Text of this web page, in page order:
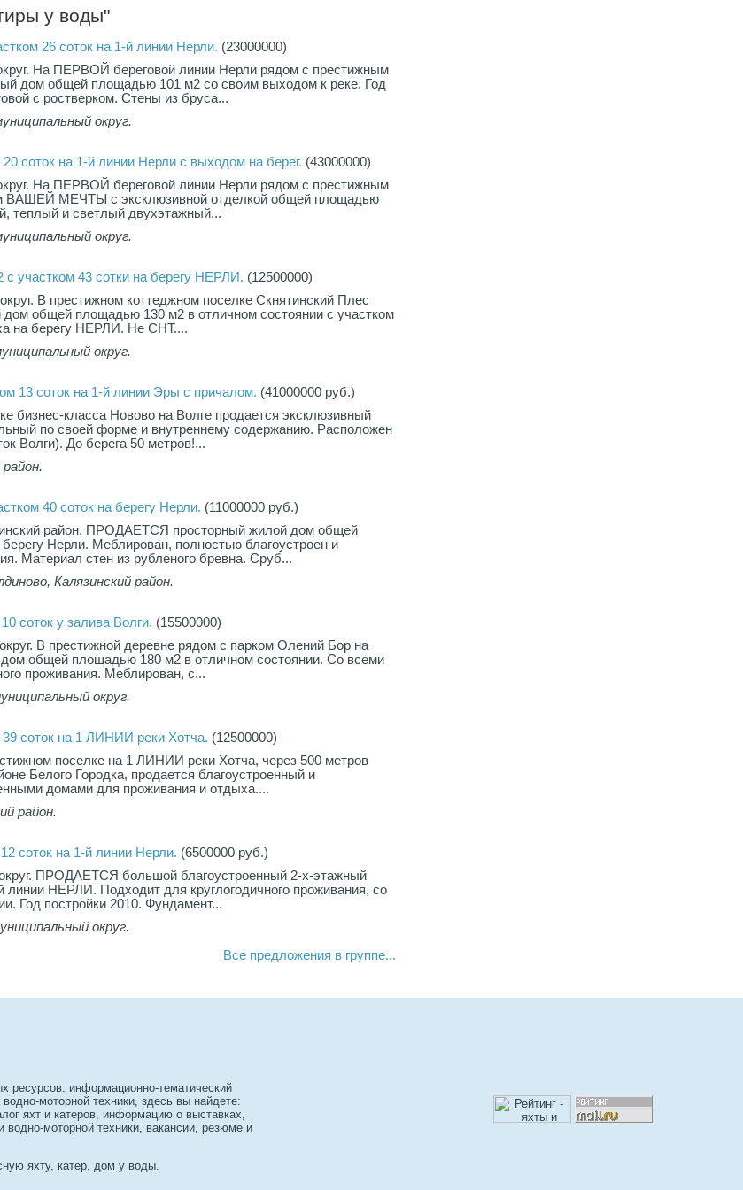
у воды"
26 соток на 1-й линии Нерли. (23000000)
На ПЕРВОЙ береговой линии Нерли рядом с престижным
дом общей площадью 101 м2 со своим выходом к реке. Год
с ростверком. Стены из бруса...
округ.
соток на 1-й линии Нерли с выходом на берег. (43000000)
На ПЕРВОЙ береговой линии Нерли рядом с престижным
ВАШЕЙ МЕЧТЫ с эксклюзивной отделкой общей площадью
теплый и светлый двухэтажный...
округ.
участком 43 сотки на берегу НЕРЛИ. (12500000)
В престижном коттеджном поселке Скнятинский Плес
общей площадью 130 м2 в отличном состоянии с участком
на берегу НЕРЛИ. Не СНТ....
округ.
13 соток на 1-й линии Эры с причалом. (41000000 руб.)
бизнес-класса Новово на Волге продается эксклюзивный
по своей форме и внутреннему содержанию. Расположен
Волги). До берега 50 метров!...
40 соток на берегу Нерли. (11000000 руб.)
район. ПРОДАЕТСЯ просторный жилой дом общей
Нерли. Меблирован, полностью благоустроен и
Материал стен из рубленого бревна. Сруб...
Калязинский район.
соток у залива Волги. (15500000)
В престижной деревне рядом с парком Олений Бор на
общей площадью 180 м2 в отличном состоянии. Со всеми
проживания. Меблирован, с...
округ.
соток на 1 ЛИНИИ реки Хотча. (12500000)
поселке на 1 ЛИНИИ реки Хотча, через 500 метров
Белого Городка, продается благоустроенный и
домами для проживания и отдыха....
район.
соток на 1-й линии Нерли. (6500000 руб.)
ПРОДАЕТСЯ большой благоустроенный 2-х-этажный
НЕРЛИ. Подходит для круглогодичного проживания, со
Год постройки 2010. Фундамент...
округ.
Все предложения в группе...
ресурсов, информационно-тематический
моторной техники, здесь вы найдете:
яхт и катеров, информацию о выставках,
моторной техники, вакансии, резюме и
яхту, катер, дом у воды.